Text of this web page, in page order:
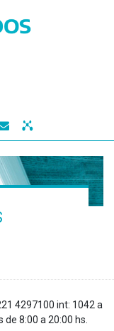

4297100 int: 1042 a
8:00 a 20:00 hs.